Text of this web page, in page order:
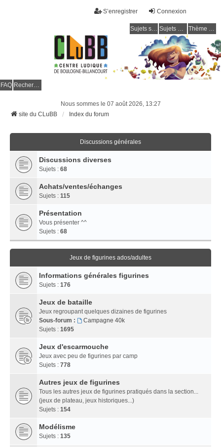
Connexion
S’enregistrer
Sujets sans réponse Sujets actifs Thème clair / foncé
FAQ Rechercher
Nous sommes le 07 août 2026, 13:27
site du CLuBB
Index du forum
Discussions générales
Discussions diverses
Sujets : 68
Achats/ventes/échanges
Sujets : 115
Présentation
Vous présenter ^^
Sujets : 68
Jeux de figurines ados/adultes
Informations générales figurines
Sujets : 176
Jeux de bataille
Jeux regroupant quelques dizaines de figurines
Sous-forum :
Campagne 40k
Sujets : 1695
Jeux d'escarmouche
Jeux avec peu de figurines par camp
Sujets : 778
Autres jeux de figurines
Tous les autres jeux de figurines pratiqués dans la section...
(jeux de plateau, jeux historiques...)
Sujets : 154
Modélisme
Sujets : 135